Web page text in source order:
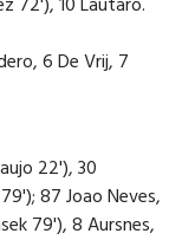
6 De Vrij, 7
22'), 30
87 Joao Neves,
79'), 8 Aursnes,